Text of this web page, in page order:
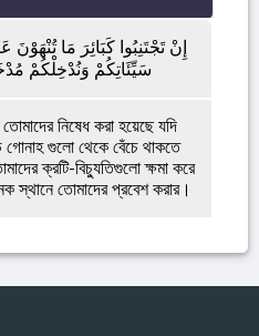
إِنْ تَجْتَنِبُوا كَبَائِرَ مَا
سَيِّئَاتِكُمْ وَنُدْخِلْكُمْ
নিষেধ করা হয়েছে যদি
গোনাহ গুলো থেকে বেঁচে থাকতে
ক্রটি-বিচ্যুতিগুলো ক্ষমা করে
স্থানে তোমাদের প্রবেশ করার।